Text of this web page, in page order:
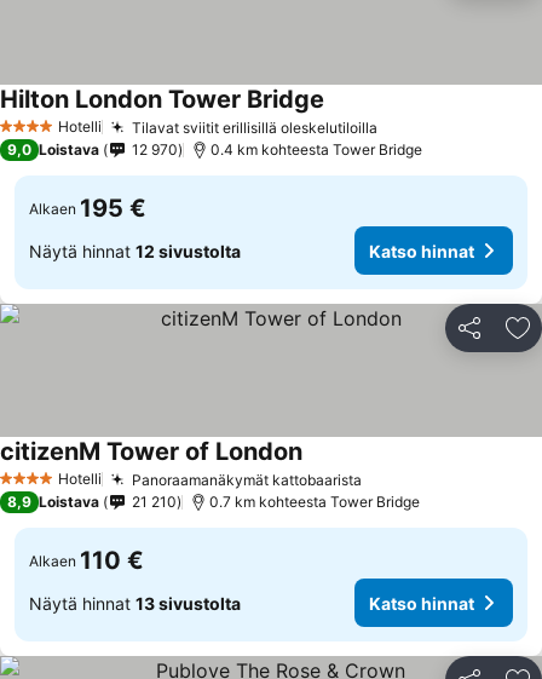
4 Tähtiluokitus
Hotelli Tilavat sviitit erillisillä oleskelutiloilla
Hilton London Tower Bridge
9,0 Loistava 12 970 0.4 km kohteesta Tower Bridge
Alkaen 195 €
Näytä hinnat 12 sivustolta Katso hinnat
Jaa
4 Tähtiluokitus
Hotelli Panoraamanäkymät kattobaarista
citizenM Tower of London
8,9 Loistava 21 210 0.7 km kohteesta Tower Bridge
Alkaen 110 €
Näytä hinnat 13 sivustolta Katso hinnat